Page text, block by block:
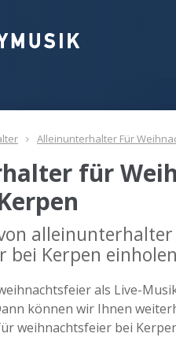
Alleinunterhalter Für
für
bei Kerpen einholen
als Live-
können wir Ihnen
weihnachtsfeier bei